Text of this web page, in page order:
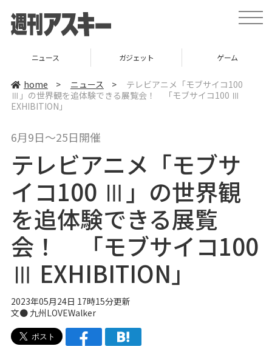
t
o
ニュース ガジェット ゲーム
home > ニュース >
テレビアニメ「モブサイコ100
Ⅲ」の世界観を追体験できる展覧会！ 「モブサイコ100 Ⅲ
EXHIBITION」
6月9日〜25日開催
テレビアニメ「モブサ
イコ100 Ⅲ」の世界観
を追体験できる展覧
会！ 「モブサイコ100
Ⅲ EXHIBITION」
2023年05月24日 17時15分更新
文● 九州LOVEWalker